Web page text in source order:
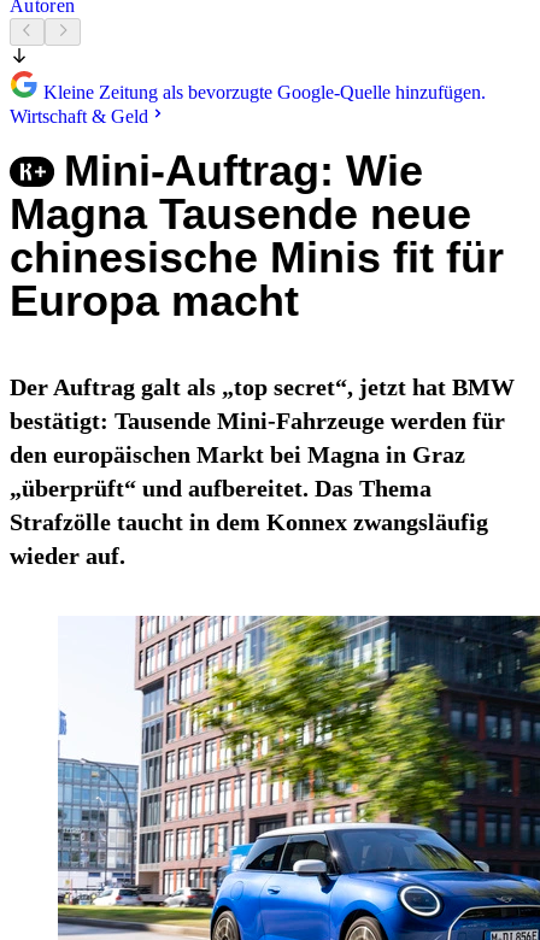
Autoren
Kleine Zeitung als bevorzugte Google-Quelle hinzufügen.
Wirtschaft & Geld
Mini-Auftrag: Wie
Magna Tausende neue
chinesische Minis fit für
Europa macht
Der Auftrag galt als „top secret“, jetzt hat BMW
bestätigt: Tausende Mini-Fahrzeuge werden für
den europäischen Markt bei Magna in Graz
„überprüft“ und aufbereitet. Das Thema
Strafzölle taucht in dem Konnex zwangsläufig
wieder auf.